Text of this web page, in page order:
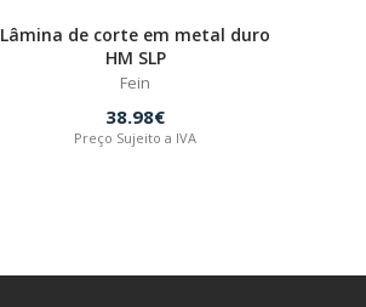
Lâmina de corte em metal duro
HM SLP
Fein
38.98€
Preço Sujeito a IVA